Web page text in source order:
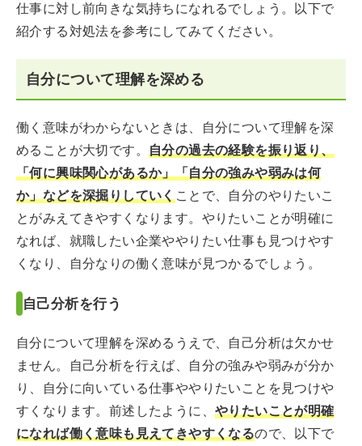
仕事に対し前向きな気持ちになれるでしょう。以下で
紹介する対処法を参考にしてみてください。
自分について理解を深める
働く意味がわからないときは、自分について理解を深
めることが大切です。 自分の過去の経験を振り返り、
「何に興味関心があるか」「自分の強みや弱みは何
か」などを深掘りしていくことで、自分のやりたいこ
とがみえてきやすくなります。やりたいことが明確に
なれば、就職したい企業ややりたい仕事も見つけやす
くなり、自分なりの働く意味が見つかるでしょう。
自己分析を行う
自分について理解を深めるうえで、自己分析は欠かせ
ません。自己分析を行えば、自分の強みや弱みが分か
り、自分に向いている仕事ややりたいことを見つけや
すくなります。前述したように、 やりたいことが明確
になれば働く意味も見えてきやすくなるので、以下で